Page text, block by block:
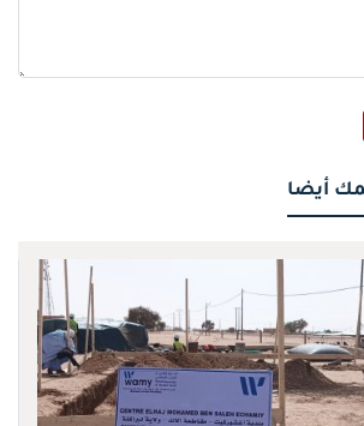
أيضا